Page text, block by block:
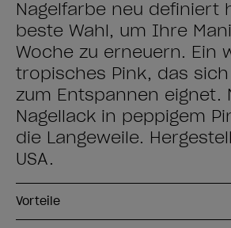
Nagelfarbe neu definiert
beste Wahl, um Ihre
Woche zu erneuern. Ein
tropisches Pink, das
zum Entspannen eignet.
Nagellack in peppigem
die Langeweile.
USA.
Vorteile